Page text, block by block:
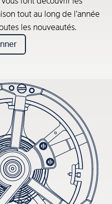
tout au long de l’année
les nouveautés.